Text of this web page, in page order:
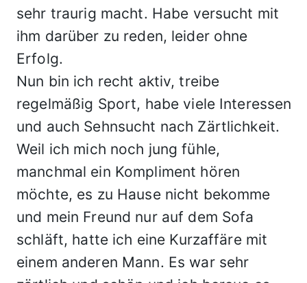
sehr traurig macht. Habe versucht mit
ihm darüber zu reden, leider ohne
Erfolg.
Nun bin ich recht aktiv, treibe
regelmäßig Sport, habe viele Interessen
und auch Sehnsucht nach Zärtlichkeit.
Weil ich mich noch jung fühle,
manchmal ein Kompliment hören
möchte, es zu Hause nicht bekomme
und mein Freund nur auf dem Sofa
schläft, hatte ich eine Kurzaffäre mit
einem anderen Mann. Es war sehr